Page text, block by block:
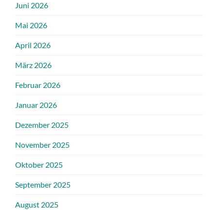
Juni 2026
Mai 2026
April 2026
März 2026
Februar 2026
Januar 2026
Dezember 2025
November 2025
Oktober 2025
September 2025
August 2025